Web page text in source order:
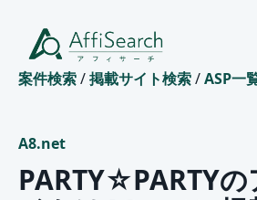
案件検索/掲載サイト検索/ASP一
A8.net
PARTY☆PARTY